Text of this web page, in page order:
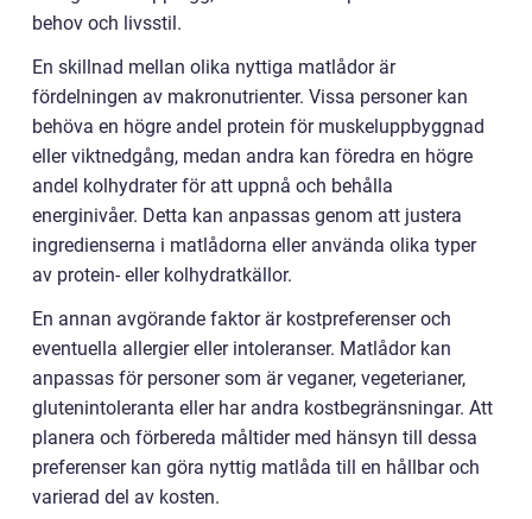
behov och livsstil.
En skillnad mellan olika nyttiga matlådor är
fördelningen av makronutrienter. Vissa personer kan
behöva en högre andel protein för muskeluppbyggnad
eller viktnedgång, medan andra kan föredra en högre
andel kolhydrater för att uppnå och behålla
energinivåer. Detta kan anpassas genom att justera
ingredienserna i matlådorna eller använda olika typer
av protein- eller kolhydratkällor.
En annan avgörande faktor är kostpreferenser och
eventuella allergier eller intoleranser. Matlådor kan
anpassas för personer som är veganer, vegeterianer,
glutenintoleranta eller har andra kostbegränsningar. Att
planera och förbereda måltider med hänsyn till dessa
preferenser kan göra nyttig matlåda till en hållbar och
varierad del av kosten.